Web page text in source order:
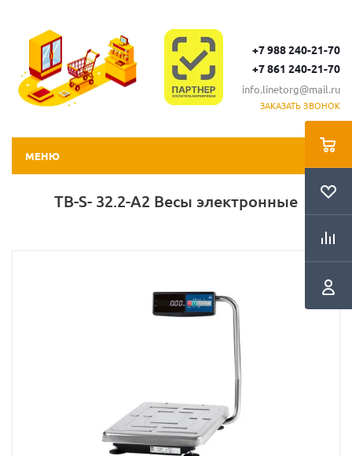
+7 988 240-21-70
+7 861 240-21-70
info.linetorg@mail.ru
ЗАКАЗАТЬ ЗВОНОК
МЕНЮ
ТВ-S- 32.2-А2 Весы электронные